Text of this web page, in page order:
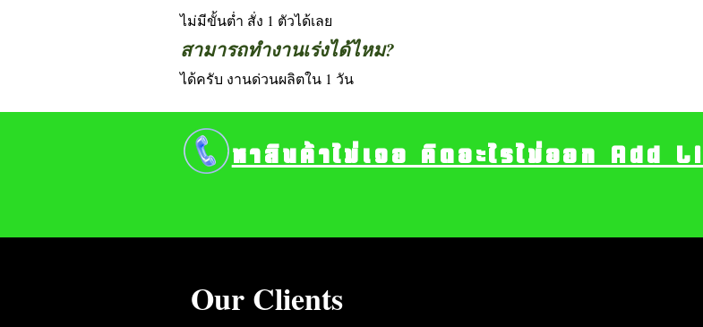
ไม่มีขั้นต่ำ สั่ง 1 ตัวได้เลย
สามารถทำงานเร่งได้ไหม?
ได้ครับ งานด่วนผลิตใน 1 วัน
Our Clients
หาสินค้าไม่เจอ คิดอะไรไม่ออก Add